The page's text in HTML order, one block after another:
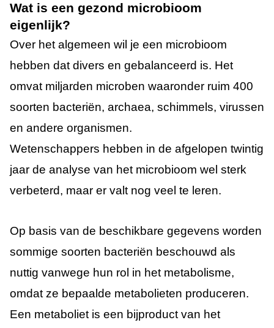
Wat is een gezond microbioom
eigenlijk?
Over het algemeen wil je een microbioom
hebben dat divers en gebalanceerd is. Het
omvat miljarden microben waaronder ruim 400
soorten bacteriën, archaea, schimmels, virussen
en andere organismen.
Wetenschappers hebben in de afgelopen twintig
jaar de analyse van het microbioom wel sterk
verbeterd, maar er valt nog veel te leren.
Op basis van de beschikbare gegevens worden
sommige soorten bacteriën beschouwd als
nuttig vanwege hun rol in het metabolisme,
omdat ze bepaalde metabolieten produceren.
Een metaboliet is een bijproduct van het